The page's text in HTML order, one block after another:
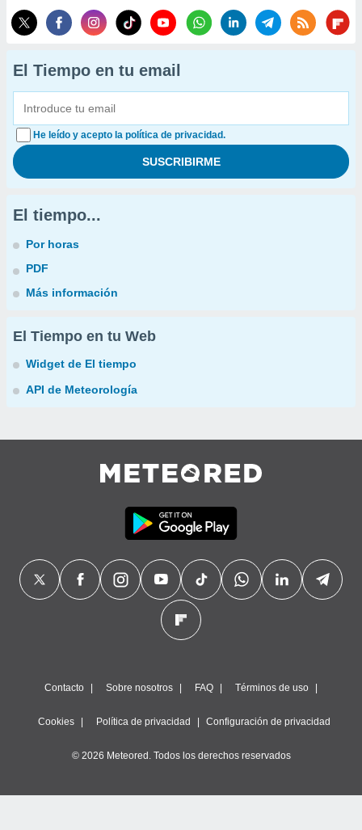
El Tiempo en tu email
He leído y acepto la política de privacidad.
El tiempo...
Por horas
PDF
Más información
El Tiempo en tu Web
Widget de El tiempo
API de Meteorología
Contacto Sobre nosotros FAQ Términos de uso
Cookies Política de privacidad Configuración de privacidad
© 2026 Meteored. Todos los derechos reservados